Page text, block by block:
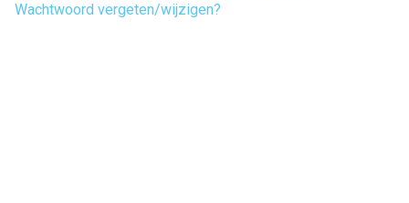
Wachtwoord vergeten/wijzigen?